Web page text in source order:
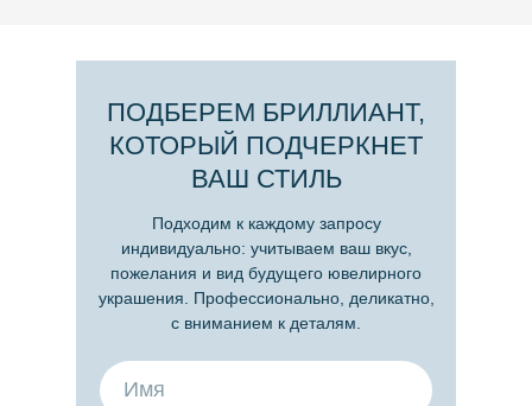
Подходим к каждому запросу
индивидуально: учитываем ваш вкус,
пожелания и вид будущего ювелирного
украшения. Профессионально, деликатно,
с вниманием к деталям.
ПОДБЕРЕМ БРИЛЛИАНТ,
КОТОРЫЙ ПОДЧЕРКНЕТ
ВАШ СТИЛЬ